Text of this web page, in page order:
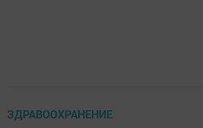
ЗДРАВООХРАНЕНИЕ